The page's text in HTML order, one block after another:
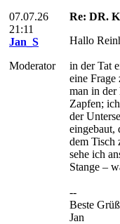
07.07.26
21:11
Jan_S
Moderator
Re: DR.
Hallo
in der Tat
eine
man in der
Zapfen;
der
eingebaut,
dem Tisch
sehe ich
Stange –
--
Beste
Jan